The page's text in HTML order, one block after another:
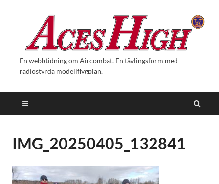
En webbtidning om Aircombat. En tävlingsform med
radiostyrda modellflygplan.
IMG_20250405_132841